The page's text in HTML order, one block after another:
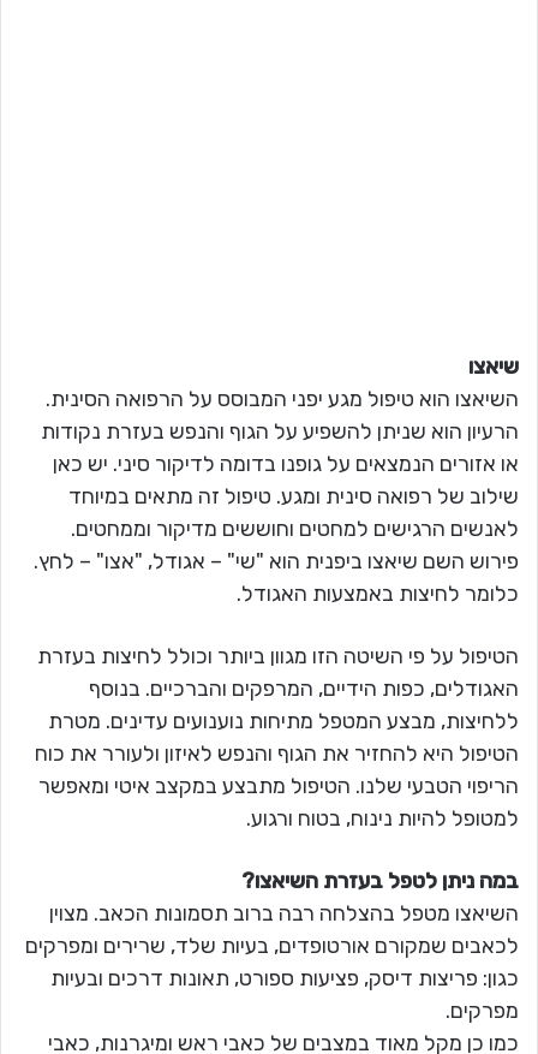
שיאצו
השיאצו הוא טיפול מגע יפני המבוסס על הרפואה הסינית.
הרעיון הוא שניתן להשפיע על הגוף והנפש בעזרת נקודות
או אזורים הנמצאים על גופנו בדומה לדיקור סיני. יש כאן
שילוב של רפואה סינית ומגע. טיפול זה מתאים במיוחד
לאנשים הרגישים למחטים וחוששים מדיקור וממחטים.
פירוש השם שיאצו ביפנית הוא "שי" – אגודל, "אצו" – לחץ.
כלומר לחיצות באמצעות האגודל.
הטיפול על פי השיטה הזו מגוון ביותר וכולל לחיצות בעזרת
האגודלים, כפות הידיים, המרפקים והברכיים. בנוסף
ללחיצות, מבצע המטפל מתיחות נוענועים עדינים. מטרת
הטיפול היא להחזיר את הגוף והנפש לאיזון ולעורר את כוח
הריפוי הטבעי שלנו. הטיפול מתבצע במקצב איטי ומאפשר
למטופל להיות נינוח, בטוח ורגוע.
במה ניתן לטפל בעזרת השיאצו?
השיאצו מטפל בהצלחה רבה ברוב תסמונות הכאב. מצוין
לכאבים שמקורם אורטופדים, בעיות שלד, שרירים ומפרקים
כגון: פריצות דיסק, פציעות ספורט, תאונות דרכים ובעיות
מפרקים.
כמו כן מקל מאוד במצבים של כאבי ראש ומיגרנות, כאבי